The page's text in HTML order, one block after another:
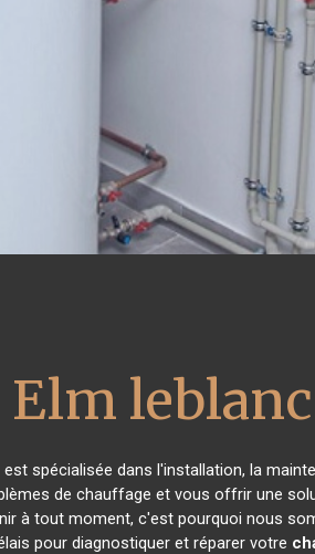
leblanc
spécialisée dans l'installation, la
de chauffage et vous offrir une
à tout moment, c'est pourquoi nous
pour diagnostiquer et réparer votre